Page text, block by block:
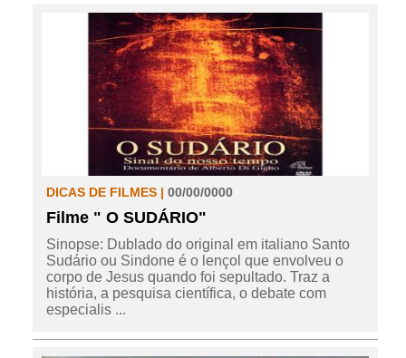
DICAS DE FILMES | 00/00/0000
Filme " O SUDÁRIO"
Sinopse: Dublado do original em italiano Santo
Sudário ou Sindone é o lençol que envolveu o
corpo de Jesus quando foi sepultado. Traz a
história, a pesquisa científica, o debate com
especialis ...